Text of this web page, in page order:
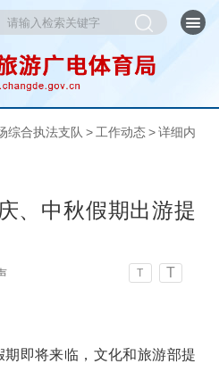
综合执法支队 > 工作动态 > 详细内
、中秋假期出游提
T T
期即将来临，文化和旅游部提